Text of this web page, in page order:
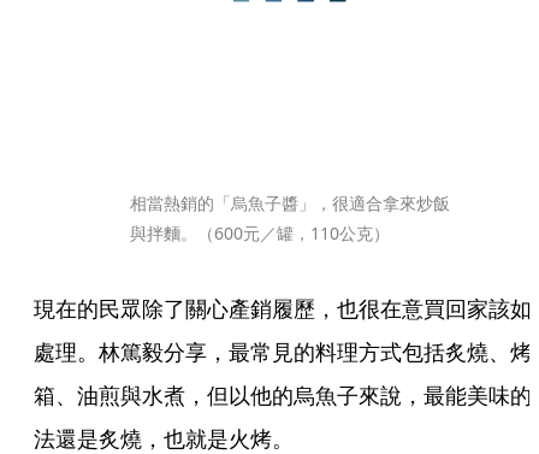
相當熱銷的「烏魚子醬」，很適合拿來炒飯
與拌麵。（600元／罐，110公克）
現在的民眾除了關心產銷履歷，也很在意買回家該如
處理。林篤毅分享，最常見的料理方式包括炙燒、烤
箱、油煎與水煮，但以他的烏魚子來說，最能美味的
法還是炙燒，也就是火烤。